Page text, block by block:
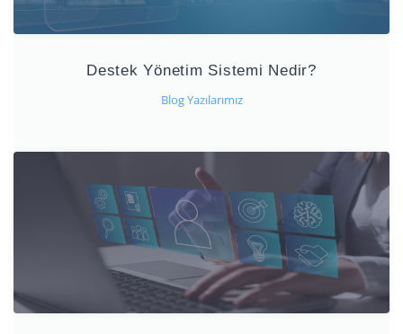
Destek Yönetim Sistemi Nedir?
Blog Yazılarımız